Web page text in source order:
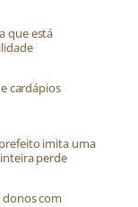
que está
cardápios
imita uma
perde
donos com